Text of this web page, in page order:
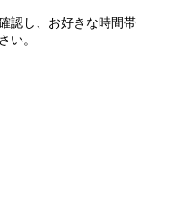
認し、お好きな時間帯
い。